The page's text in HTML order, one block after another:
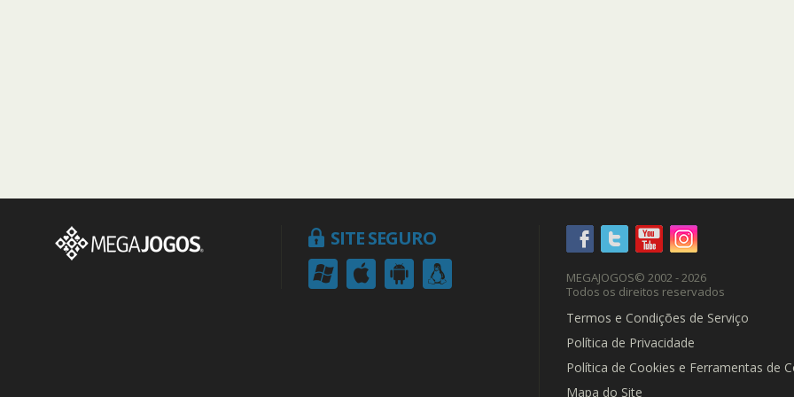
SITE SEGURO
MEGAJOGOS© 2002 - 2026
Todos os direitos reservados
Termos e Condições de Serviço
Política de Privacidade
Política de Cookies e Ferramentas de
Mapa do Site